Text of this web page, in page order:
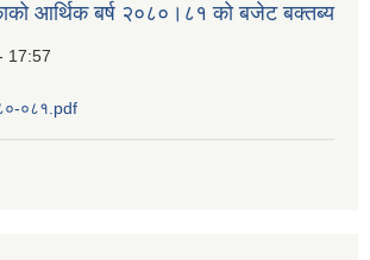
आर्थिक बर्ष २०८०।८१ को बजेट बक्तब्य
17:57
०८१.pdf